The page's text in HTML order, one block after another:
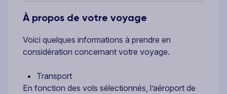
À propos de votre voyage
Voici quelques informations à prendre en
considération concernant votre voyage.
Transport
En fonction des vols sélectionnés, l’aéroport de